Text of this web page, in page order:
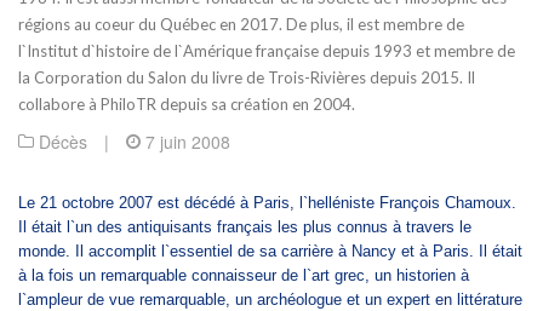
régions au coeur du Québec en 2017. De plus, il est membre de
l`Institut d`histoire de l`Amérique française depuis 1993 et membre de
la Corporation du Salon du livre de Trois-Rivières depuis 2015. Il
collabore à PhiloTR depuis sa création en 2004.
Décès | 7 juin 2008
Le 21 octobre 2007 est décédé à Paris, l`helléniste François Chamoux.
Il était l`un des antiquisants français les plus connus à travers le
monde. Il accomplit l`essentiel de sa carrière à Nancy et à Paris. Il était
à la fois un remarquable connaisseur de l`art grec, un historien à
l`ampleur de vue remarquable, un archéologue et un expert en littérature